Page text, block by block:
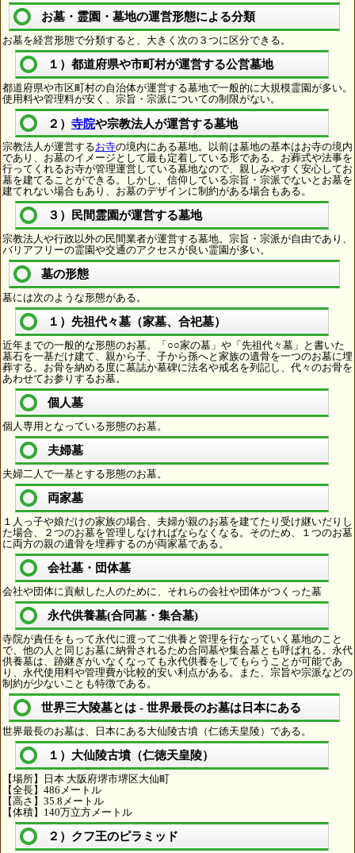
お墓・霊園・墓地の運営形態による分類
お墓を経営形態で分類すると、大きく次の３つに区分できる。
１）都道府県や市町村が運営する公営墓地
都道府県や市区町村の自治体が運営する墓地で一般的に大規模霊園が多い。
使用料や管理料が安く、宗旨・宗派についての制限がない。
２） 寺院や宗教法人が運営する墓地
宗教法人が運営するお寺の境内にある墓地。以前は墓地の基本はお寺の境内
であり、お墓のイメージとして最も定着している形である。お葬式や法事を
行ってくれるお寺が管理運営している墓地なので、親しみやすく安心してお
墓を建てることができる。しかし、信仰している宗旨・宗派でないとお墓を
建てれない場合もあり、お墓のデザインに制約がある場合もある。
３）民間霊園が運営する墓地
宗教法人や行政以外の民間業者が運営する墓地。宗旨・宗派が自由であり、
バリアフリーの霊園や交通のアクセスが良い霊園が多い。
墓の形態
墓には次のような形態がある。
１）先祖代々墓（家墓、合祀墓）
近年までの一般的な形態のお墓。「○○家の墓」や「先祖代々墓」と書いた
墓石を一基だけ建て、親から子、子から孫へと家族の遺骨を一つのお墓に埋
葬する。お骨を納める度に墓誌か墓碑に法名や戒名を列記し、代々のお骨を
あわせてお参りするお墓。
個人墓
個人専用となっている形態のお墓。
夫婦墓
夫婦二人で一基とする形態のお墓。
両家墓
１人っ子や娘だけの家族の場合、夫婦が親のお墓を建てたり受け継いだりし
た場合、２つのお墓を管理しなければならなくなる。そのため、１つのお墓
に両方の親の遺骨を埋葬するのが両家墓である。
会社墓・団体墓
会社や団体に貢献した人のために、それらの会社や団体がつくった墓
永代供養墓(合同墓・集合墓)
寺院が責任をもって永代に渡ってご供養と管理を行なっていく墓地のこと
で、他の人と同じお墓に納骨されるため合同墓や集合墓とも呼ばれる。永代
供養墓は、跡継ぎがいなくなっても永代供養をしてもらうことが可能であ
り、永代使用料や管理費が比較的安い利点がある。また、宗旨や宗派などの
制約が少ないことも特徴である。
世界三大陵墓とは - 世界最長のお墓は日本にある
世界最長のお墓は、日本にある大仙陵古墳（仁徳天皇陵）である。
１）大仙陵古墳（仁徳天皇陵）
【場所】日本 大阪府堺市堺区大仙町
【全長】486メートル
【高さ】35.8メートル
【体積】140万立方メートル
２）クフ王のピラミッド